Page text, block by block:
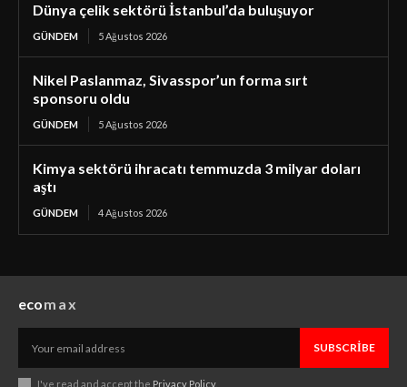
Dünya çelik sektörü İstanbul’da buluşuyor
GÜNDEM 5 Ağustos 2026
Nikel Paslanmaz, Sivasspor’un forma sırt
sponsoru oldu
GÜNDEM 5 Ağustos 2026
Kimya sektörü ihracatı temmuzda 3 milyar doları
aştı
GÜNDEM 4 Ağustos 2026
ecomax
SUBSCRIBE
I've read and accept the Privacy Policy.